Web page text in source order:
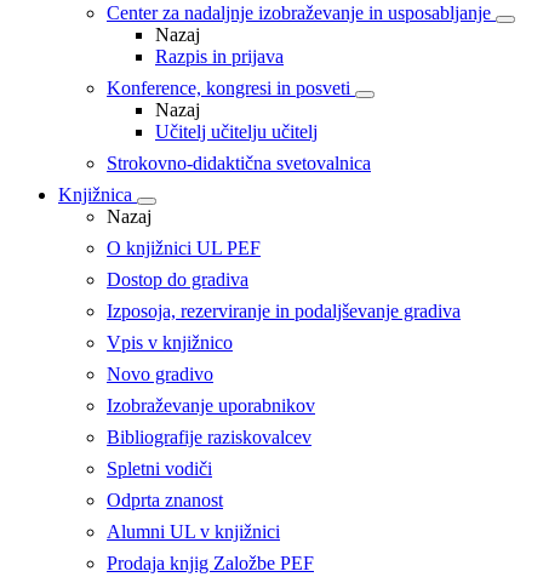
Center za nadaljnje izobraževanje in usposabljanje
Nazaj
Razpis in prijava
Konference, kongresi in posveti
Nazaj
Učitelj učitelju učitelj
Strokovno-didaktična svetovalnica
Knjižnica
Nazaj
O knjižnici UL PEF
Dostop do gradiva
Izposoja, rezerviranje in podaljševanje gradiva
Vpis v knjižnico
Novo gradivo
Izobraževanje uporabnikov
Bibliografije raziskovalcev
Spletni vodiči
Odprta znanost
Alumni UL v knjižnici
Prodaja knjig Založbe PEF